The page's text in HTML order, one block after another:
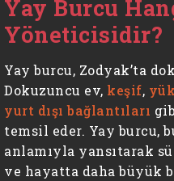
Yay Burcu
Yöneticisidir?
Yay burcu, Zodyak’ta
Dokuzuncu ev, keşif,
yurt dışı bağlantıları
temsil eder. Yay burcu,
anlamıyla yansıtarak
ve hayatta daha büyük